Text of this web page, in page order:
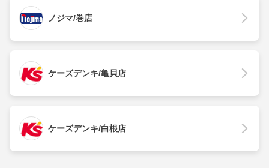
ノジマ/巻店
ケーズデンキ/亀貝店
ケーズデンキ/白根店